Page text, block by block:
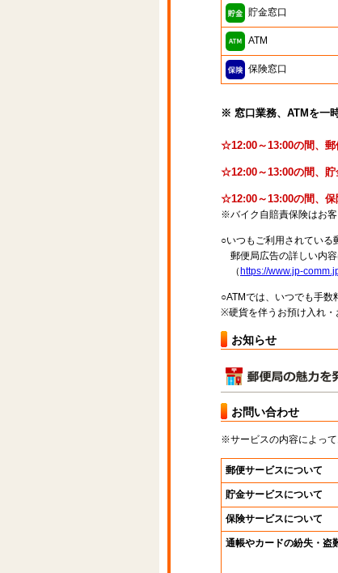
貯金窓口
ATM
保険窓口
※ 窓口業務、ATMを一
☆12:00～13:00の間、郵
☆12:00～13:00の間、貯
☆12:00～13:00の間、保
※バイク自賠責保険はお客
○いつもご利用されている
郵便局広告の詳しい内容
（ https://www.jp-
○ATMでは、いつでも手数
※硬貨を伴うお預け入れ・
お知らせ
お問い合わせ
※サービスの内容によって
郵便サービスについて
貯金サービスについて
保険サービスについて
通帳やカードの紛失・盗